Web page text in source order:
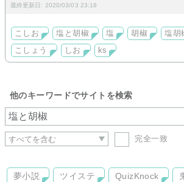
最終更新日: 2020/03/03 23:18
こしお 塩と胡椒 塩 胡椒 塩胡
こしょう
しお ks
他のキーワードでサイトを検索
完全一致
夢小説 ツイステ QuizKnock